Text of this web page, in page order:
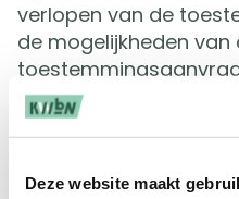
Deze website maakt
verlopen van de
de mogelijkheden
Ook naar andere
organisaties te
vorderingen in dit